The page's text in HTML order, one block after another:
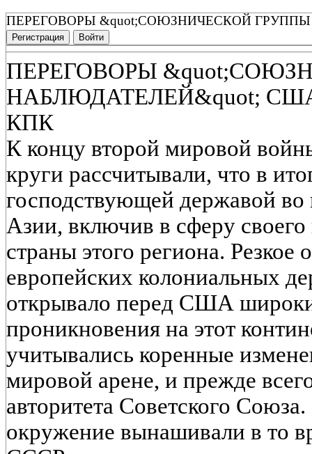
ПЕРЕГОВОРЫ &quot;СОЮЗНИЧЕСКОЙ
Регистрация Войти
ПЕРЕГОВОРЫ
НАБЛЮДАТЕЛЕЙ&quot;
КПК
К концу второй мировой
круги рассчитывали, что в
господствующей державой во
Азии, включив в сферу
страны этого региона. Резкое
европейских колониальных
открывало перед США
проникновения на этот
учитывались коренные
мировой арене, и прежде
авторитета Советского
окружение вынашивали в то